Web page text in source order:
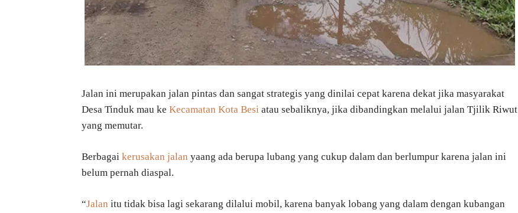
Jalan ini merupakan jalan pintas dan sangat strategis yang dinilai cepat karena dekat jika masyarakat
Desa Tinduk mau ke Kecamatan Kota Besi atau sebaliknya, jika dibandingkan melalui jalan Tjilik Riwut
yang memutar.
Berbagai kerusakan jalan yaang ada berupa lubang yang cukup dalam dan berlumpur karena jalan ini
belum pernah diaspal.
“Jalan itu tidak bisa lagi sekarang dilalui mobil, karena banyak lobang yang dalam dengan kubangan